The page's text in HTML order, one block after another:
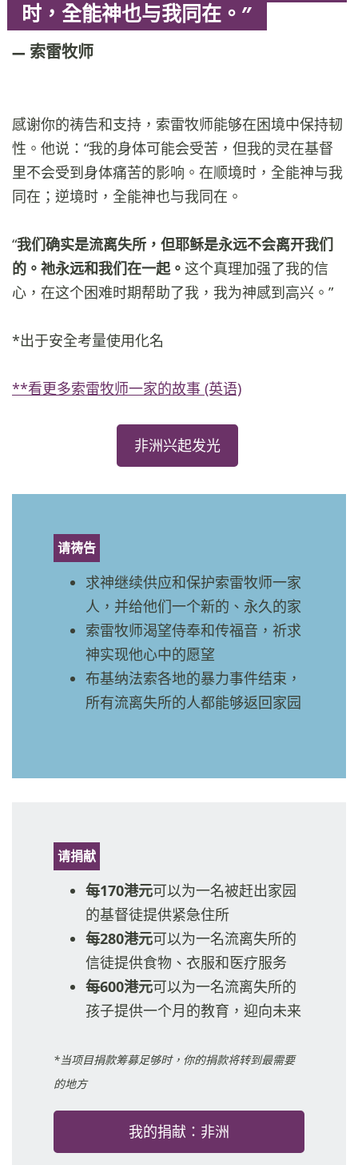
时，全能神也与我同在。”
索雷牧师
感谢你的祷告和支持，索雷牧师能够在困境中保持韧
性。他说：“我的身体可能会受苦，但我的灵在基督
里不会受到身体痛苦的影响。在顺境时，全能神与我
同在；逆境时，全能神也与我同在。
“我们确实是流离失所，但耶稣是永远不会离开我们
的。祂永远和我们在一起。 这个真理加强了我的信
心，在这个困难时期帮助了我，我为神感到高兴。”
*出于安全考量使用化名
**看更多索雷牧师一家的故事 (英语)
非洲兴起发光
请祷告
求神继续供应和保护索雷牧师一家
人，并给他们一个新的、永久的家
索雷牧师渴望侍奉和传福音，祈求
神实现他心中的愿望
布基纳法索各地的暴力事件结束，
所有流离失所的人都能够返回家园
请捐献
每170港元可以为一名被赶出家园
的基督徒提供紧急住所
每280港元可以为一名流离失所的
信徒提供食物、衣服和医疗服务
每600港元可以为一名流离失所的
孩子提供一个月的教育，迎向未来
*当项目捐款筹募足够时，你的捐款将转到最需要
的地方
我的捐献：非洲